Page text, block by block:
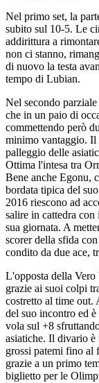
Nel primo set, la
subito sul 10-5. Le
addirittura a
non ci stanno,
di nuovo la testa
tempo di Lubian.
Nel secondo
che in un paio di
commettendo però
minimo vantaggio. Il
palleggio delle
Ottima l'intesa tra
Bene anche Egonu,
bordata tipica del
2016 riescono ad
salire in cattedra
sua giornata. A
scorer della sfida
condito da due ace,
L'opposta della Vero
grazie ai suoi colpi
costretto al time
del suo incontro ed
vola sul +8
asiatiche. Il divario è
grossi patemi fino al
grazie a un primo
biglietto per le